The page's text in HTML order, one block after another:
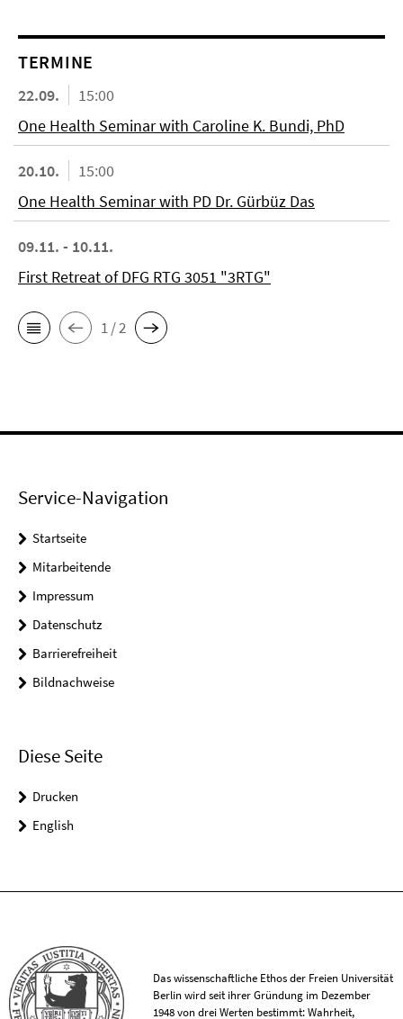
TERMINE
22.09.
15:00
One Health Seminar with Caroline K. Bundi, PhD
20.10.
15:00
One Health Seminar with PD Dr. Gürbüz Das
09.11. - 10.11.
First Retreat of DFG RTG 3051 "3RTG"
1 / 2
Service-Navigation
Startseite
Mitarbeitende
Impressum
Datenschutz
Barrierefreiheit
Bildnachweise
Diese Seite
Drucken
English
Das wissenschaftliche Ethos der Freien Universität
Berlin wird seit ihrer Gründung im Dezember
1948 von drei Werten bestimmt: Wahrheit,